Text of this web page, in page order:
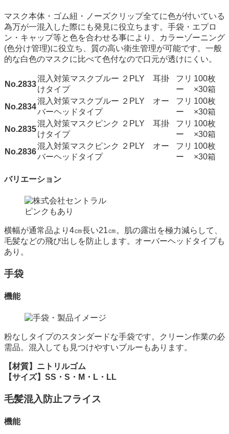
マスク本体・ゴム紐・ノーズクリップ全てに色が付いている
為万が一混入した際にも発見に役立ちます。手袋・エプロ
ン・キャップ等と色を合わせる事により、カラーゾーニング
(色分け管理)に役立ち、質の高い衛生管理が可能です。一般
的な白色のマスクに比べて色付なので口元が透けにくい。
No.2833
混入対策マスクブルー ２PLY 耳掛
けタイプ
フリ
ー
100枚
×30箱
No.2834
混入対策マスクブルー ２PLY オー
バーヘッドタイプ
フリ
ー
100枚
×30箱
No.2835
混入対策マスクピンク ２PLY 耳掛
けタイプ
フリ
ー
100枚
×30箱
No.2836
混入対策マスクピンク ２PLY オー
バーヘッドタイプ
フリ
ー
100枚
×30箱
バリエーション
ピンクもあり
横幅が通常品より4㎝長い21㎝。肌の露出を極力減らして、
毛髪などの飛び出しを防止します。オーバーヘッドタイプも
あり。
手袋
機能
粉なしタイプのスタンダードな手袋です。クリーン作業の必
需品。混入しても見つけやすいブルーもあります。
【材質】ニトリルゴム
【サイズ】SS・S・M・L・LL
毛髪混入防止フライス
機能